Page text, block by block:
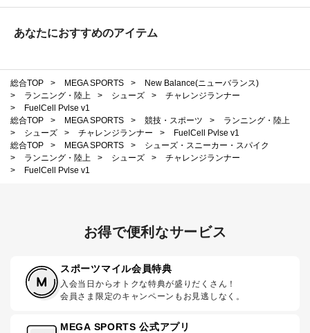
あなたにおすすめのアイテム
総合TOP > MEGA SPORTS >
New Balance(ニューバランス)
>
ランニング・陸上 > シューズ >
チャレンジランナー
>
FuelCell Pvlse v1
総合TOP
> MEGA SPORTS > 競技・スポーツ >
ランニング・陸上
>
シューズ > チャレンジランナー >
FuelCell Pvlse v1
総合TOP
> MEGA SPORTS >
シューズ・スニーカー・スパイク
>
ランニング・陸上 > シューズ >
チャレンジランナー
>
FuelCell Pvlse v1
お得で便利なサービス
スポーツマイル会員特典
入会当日からオトクな特典が盛りだくさん！
会員さま限定のキャンペーンもお見逃しなく。
MEGA SPORTS 公式アプリ